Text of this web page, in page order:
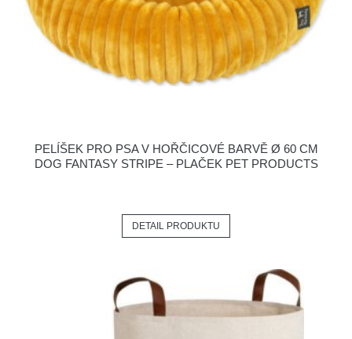
PELÍŠEK PRO PSA V HOŘČICOVÉ BARVĚ Ø 60 CM
DOG FANTASY STRIPE – PLAČEK PET PRODUCTS
DETAIL PRODUKTU